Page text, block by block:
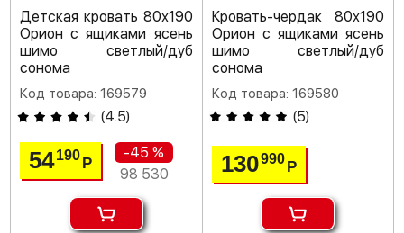
Детская кровать 80х190
Орион с ящиками ясень
шимо светлый/дуб
сонома
Код товара: 169579
(4.5)
54190Р
-45 %
98 530
Кровать-чердак 80х190
Орион с ящиками ясень
шимо светлый/дуб
сонома
Код товара: 169580
(5)
130990 Р